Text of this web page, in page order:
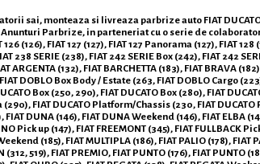
sai, monteaza si livreaza parbrize auto FIAT
Anunturi Parbrize, in parteneriat cu o serie de
(126), FIAT 127 (127), FIAT 127 Panorama (127), FIAT 128
238 SERIE (238), FIAT 242 SERIE Box (242), FIAT 242
(132), FIAT BARCHETTA (183), FIAT BRAVA
FIAT DOBLO Box Body / Estate (263, FIAT DOBLO Cargo
Box (250, 290), FIAT DUCATO Box (280), FIAT
FIAT DUCATO Platform/Chassis (230, FIAT
DUNA (146), FIAT DUNA Weekend (146), FIAT ELBA
Pick up (147), FIAT FREEMONT (345), FIAT FULLBACK
(185), FIAT MULTIPLA (186), FIAT PALIO (178),
519), FIAT PREMIO, FIAT PUNTO (176), FIAT PUNTO